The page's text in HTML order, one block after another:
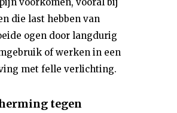
die last hebben van
ogen door langdurig
of werken in een
met felle verlichting.
tegen